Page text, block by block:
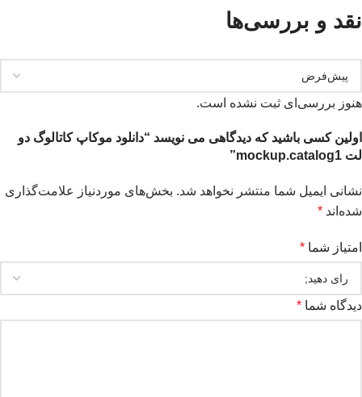
نقد و بررسی‌ها
هنوز بررسی‌ای ثبت نشده است.
اولین کسی باشید که دیدگاهی می نویسد “دانلود موکاپ کاتالوگ دو
لت mockup.catalog1”
نشانی ایمیل شما منتشر نخواهد شد. بخش‌های موردنیاز علامت‌گذاری
شده‌اند *
امتیاز شما *
دیدگاه شما *